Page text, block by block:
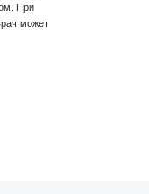
При
может